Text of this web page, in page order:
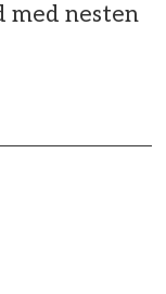
med nesten